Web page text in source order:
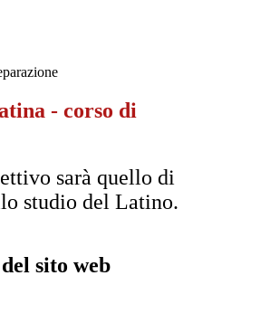
- corso di
sarà quello di
studio del Latino.
del sito web